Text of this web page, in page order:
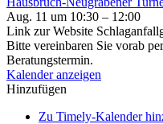
Aug. 11 um 10:30 – 12:00
Link zur Website
Bitte vereinbaren Sie vorab
Beratungstermin.
Kalender anzeigen
Hinzufügen
Zu Timely-Kalender